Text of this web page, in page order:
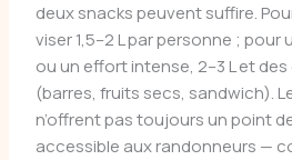
deux snacks peuvent suffire.
viser 1,5–2 L par personne ;
ou un effort intense, 2–3 L et
(barres, fruits secs, sandwich).
n’offrent pas toujours un point
accessible aux randonneurs —